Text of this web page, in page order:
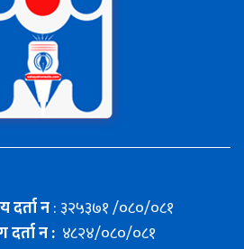
दर्ता न: ३२५३७१ /०८०/०८१
न : ४८२४/०८०/०८१